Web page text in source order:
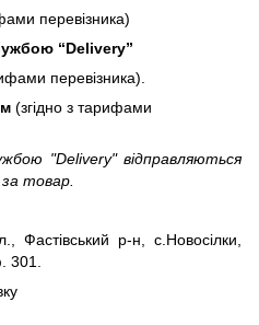
перевізника)
“Delivery”
перевізника).
(згідно з тарифами
"Delivery" відправляються
товар.
Фастівський р-н, с.Новосілки,
301.